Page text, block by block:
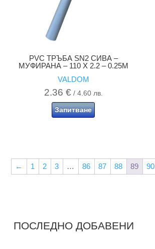
PVC ТРЪБА SN2 СИВА –
МУФИРАНА – 110 X 2.2 – 0.25M
VALDOM
2.36 € / 4.60 лв.
Запитване
← 1 2 3 … 86 87 88 89 90
ПОСЛЕДНО ДОБАВЕНИ